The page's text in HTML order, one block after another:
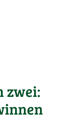
zwei: